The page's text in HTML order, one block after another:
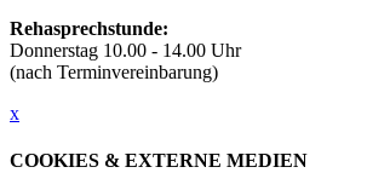
Rehasprechstunde:
Donnerstag 10.00 - 14.00 Uhr
(nach Terminvereinbarung)
x
COOKIES & EXTERNE MEDIEN